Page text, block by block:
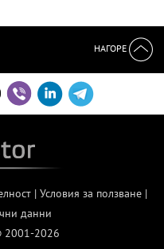
НАГОРЕ
| Условия за ползване|
данни
2001-2026